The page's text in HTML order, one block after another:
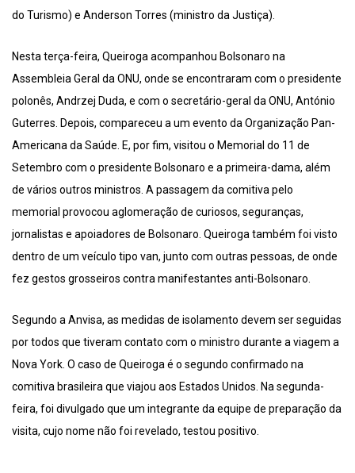
do Turismo) e Anderson Torres (ministro da Justiça).
Nesta terça-feira, Queiroga acompanhou Bolsonaro na
Assembleia Geral da ONU, onde se encontraram com o presidente
polonês, Andrzej Duda, e com o secretário-geral da ONU, António
Guterres. Depois, compareceu a um evento da Organização Pan-
Americana da Saúde. E, por fim, visitou o Memorial do 11 de
Setembro com o presidente Bolsonaro e a primeira-dama, além
de vários outros ministros. A passagem da comitiva pelo
memorial provocou aglomeração de curiosos, seguranças,
jornalistas e apoiadores de Bolsonaro. Queiroga também foi visto
dentro de um veículo tipo van, junto com outras pessoas, de onde
fez gestos grosseiros contra manifestantes anti-Bolsonaro.
Segundo a Anvisa, as medidas de isolamento devem ser seguidas
por todos que tiveram contato com o ministro durante a viagem a
Nova York. O caso de Queiroga é o segundo confirmado na
comitiva brasileira que viajou aos Estados Unidos. Na segunda-
feira, foi divulgado que um integrante da equipe de preparação da
visita, cujo nome não foi revelado, testou positivo.